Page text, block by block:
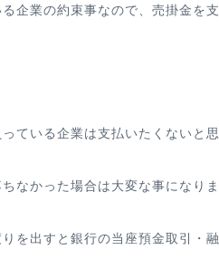
企業の約束事なので、売掛金を
ている企業は支払いたくないと
なかった場合は大変な事になりま
を出すと銀行の当座預金取引・